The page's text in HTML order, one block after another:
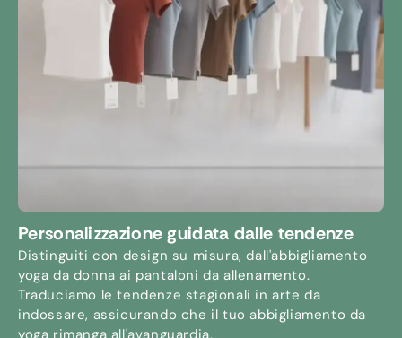
Personalizzazione guidata dalle tendenze
Distinguiti con design su misura, dall'abbigliamento
yoga da donna ai pantaloni da allenamento.
Traduciamo le tendenze stagionali in arte da
indossare, assicurando che il tuo abbigliamento da
yoga rimanga all'avanguardia.